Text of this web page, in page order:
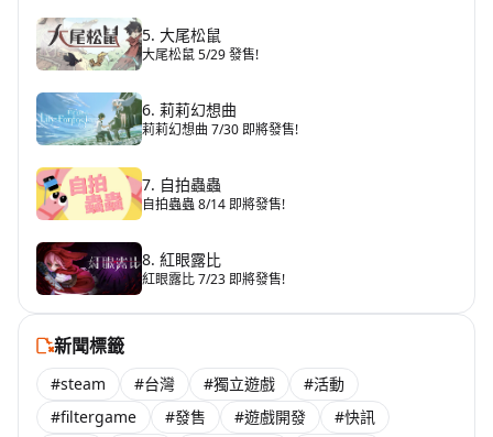
5. 大尾松鼠
大尾松鼠 5/29 發售!
6. 莉莉幻想曲
莉莉幻想曲 7/30 即將發售!
7. 自拍蟲蟲
自拍蟲蟲 8/14 即將發售!
8. 紅眼露比
紅眼露比 7/23 即將發售!
新聞標籤
#steam #台灣 #獨立遊戲
#活動
#filtergame
#發售 #遊戲開發
#快訊